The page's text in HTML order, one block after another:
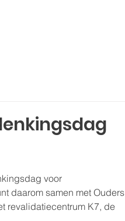
voor
daarom samen met Ouders
revalidatiecentrum K7, de